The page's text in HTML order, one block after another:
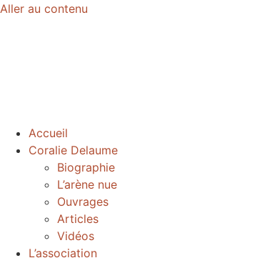
Aller au contenu
Accueil
Coralie Delaume
Biographie
L’arène nue
Ouvrages
Articles
Vidéos
L’association